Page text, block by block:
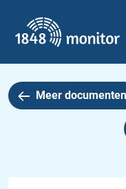
Hoofdmenu
Meer documenten